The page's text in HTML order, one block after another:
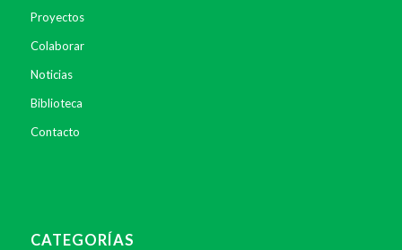
Proyectos
Colaborar
Noticias
Biblioteca
Contacto
CATEGORÍAS